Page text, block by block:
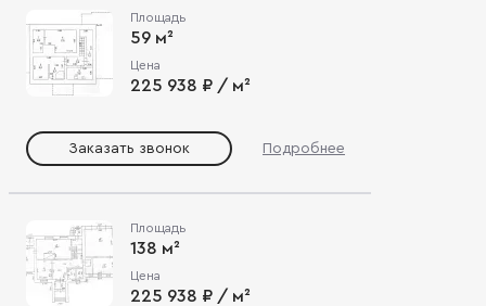
Площадь
59 м²
Цена
225 938 ₽ / м²
Заказать звонок Подробнее
Площадь
138 м²
Цена
225 938 ₽ / м²